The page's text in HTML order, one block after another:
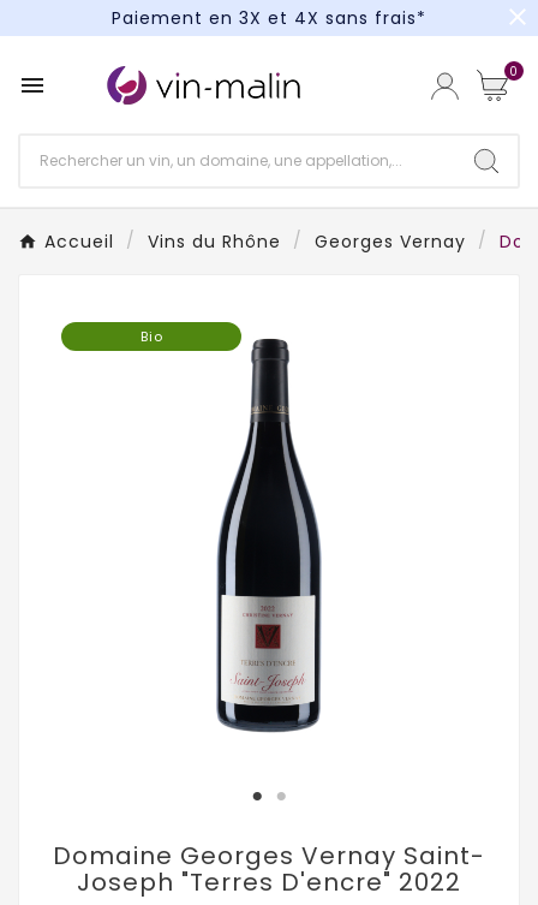
Paiement en 3X et 4X sans frais*
Paiement en 3X et 4X sans frais*
close
 0
Accueil Vins du Rhône Georges Vernay
Bio
Domaine Georges Vernay Saint-
Joseph "Terres D'encre" 2022